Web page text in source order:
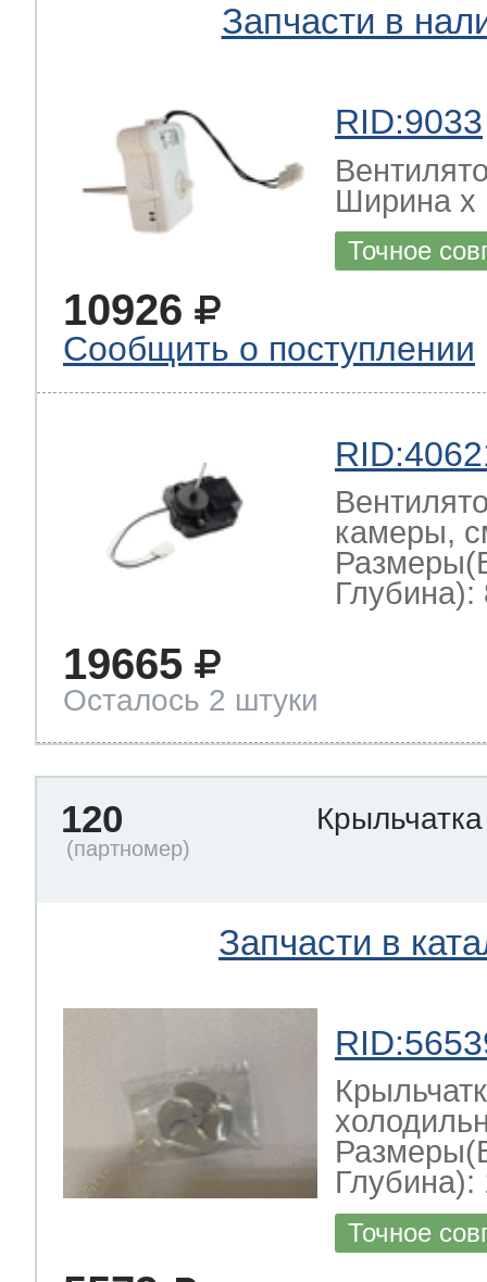
Запчасти в
RID:9033
Ширина х
Точное
10926
Сообщить о поступлении
камеры,
Глубина):
19665
Осталось 2 штуки
120
Запчасти в
Глубина):
Точное